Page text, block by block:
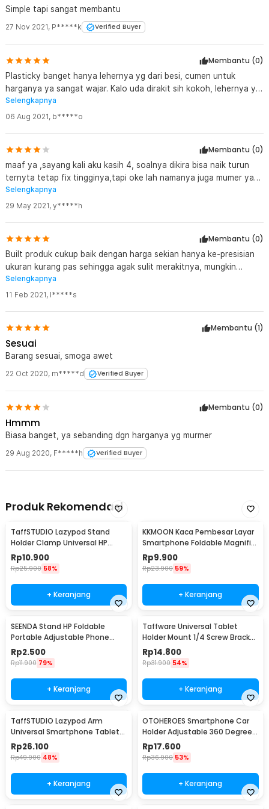
Rincian yang Anda dapatkan untuk pembelian produk ini:
1 x AIEACH Stand HP Desktop Adjustable Phone Holder 17cm -
1 x Stiker Anti Slip
Simple tapi sangat membantu
27 Nov 2021, P*****k Verified Buyer
Membantu (0)
Plasticky banget hanya lehernya yg dari besi, cumen untuk
harganya ya sangat wajar. Kalo uda dirakit sih kokoh, lehernya yg
bs tilt juga berfungsi baik
Selengkapnya
06 Aug 2021, b*****o
Membantu (0)
maaf ya ,sayang kali aku kasih 4, soalnya dikira bisa naik turun
ternyta tetap fix tingginya,tapi oke lah namanya juga mumer ya
gk,wajar lah , tapi masa saya kasih 4 ya,pelit amat gue
Selengkapnya
29 May 2021, y*****h
Membantu (0)
Built produk cukup baik dengan harga sekian hanya ke-presisian
ukuran kurang pas sehingga agak sulit merakitnya, mungkin
maksudnya supaya kokoh.
Selengkapnya
11 Feb 2021, I*****s
Membantu (1)
Sesuai
Barang sesuai, smoga awet
22 Oct 2020, m*****d Verified Buyer
Membantu (0)
Hmmm
Biasa banget, ya sebanding dgn harganya yg murmer
29 Aug 2020, F*****h Verified Buyer
Produk Rekomendasi
TaffSTUDIO Lazypod Stand
Holder Clamp Universal HP
Tablet Monopod 57cm -
Tripod-8-1
Rp10.900
Rp25.900 58%
+ Keranjang
KKMOON Kaca Pembesar Layar
Smartphone Foldable Magnifier
Stand 5X - F1
Rp9.900
Rp23.900 59%
+ Keranjang
SEENDA Stand HP Foldable
Portable Adjustable Phone
Holder - S089
Rp2.500
Rp11.900 79%
+ Keranjang
Taffware Universal Tablet
Holder Mount 1/4 Screw Bracket
Tripod - VTM4
Rp14.800
Rp31.900 54%
+ Keranjang
TaffSTUDIO Lazypod Arm
Universal Smartphone Tablet
Holder Klip Clamp - A-138
Rp26.100
Rp49.900 48%
+ Keranjang
OTOHEROES Smartphone Car
Holder Adjustable 360 Degree
with Suction Cup - T003
Rp17.600
Rp36.900 53%
+ Keranjang